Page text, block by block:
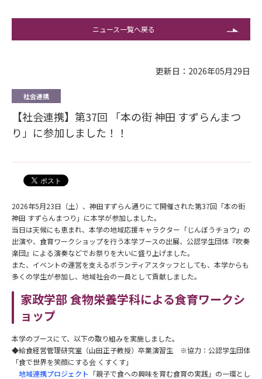
ニュース一覧へ戻る
更新日：2026年05月29日
社会連携
【社会連携】第37回 「本の街 神田 すずらんまつ
り」に参加しました！！
2026年5月23日（土）、神田すずらん通りにて開催された第37回「本の街
神田 すずらんまつり」に本学が参加しました。
当日は天候にも恵まれ、本学の地域応援キャラクター「じんぼうチョウ」の
出演や、食育ワークショップを行う本学ブースの出展、公認学生団体『吹奏
楽団』による演奏などでお祭りを大いに盛り上げました。
また、イベントの運営を支えるボランティアスタッフとしても、本学からも
多くの学生が参加し、地域社会の一員として貢献しました。
家政学部 食物栄養学科による食育ワークシ
ョップ
本学のブースにて、以下の取り組みを実施しました。
◆給食経営管理研究室（山田正子教授）卒業演習生 ※協力：公認学生団体
「食で世界を笑顔にする会 くすくす」
地域連携プロジェクト 「親子で食への興味を育む食育の実践」の一環とし